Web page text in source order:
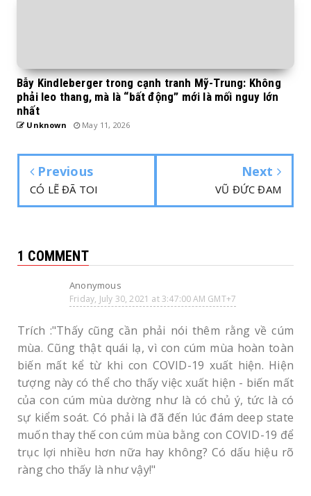
Bẫy Kindleberger trong cạnh tranh Mỹ-Trung: Không
phải leo thang, mà là “bất động” mới là mối nguy lớn
nhất
Unknown May 11, 2026
Previous
CÓ LẼ ĐÃ TOI
Next
VŨ ĐỨC ĐAM
1 COMMENT
Anonymous
Friday, July 30, 2021 at 3:47:00 AM GMT+7
Trích :"Thấy cũng cần phải nói thêm rằng về cúm
mùa. Cũng thật quái lạ, vì con cúm mùa hoàn toàn
biến mất kể từ khi con COVID-19 xuất hiện. Hiện
tượng này có thể cho thấy việc xuất hiện - biến mất
của con cúm mùa dường như là có chủ ý, tức là có
sự kiểm soát. Có phải là đã đến lúc đám deep state
muốn thay thế con cúm mùa bằng con COVID-19 để
trục lợi nhiều hơn nữa hay không? Có dấu hiệu rõ
ràng cho thấy là như vậy!"